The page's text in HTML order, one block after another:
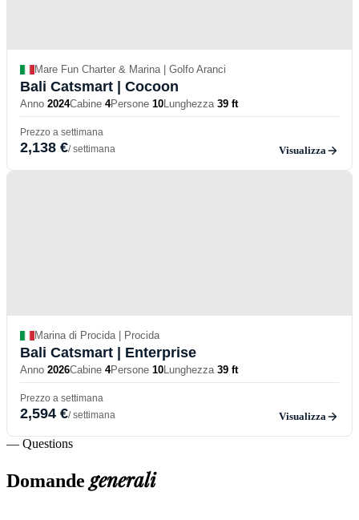
Mare Fun Charter & Marina | Golfo Aranci
Bali Catsmart | Cocoon
Anno 2024Cabine 4Persone 10Lunghezza 39 ft
Prezzo a settimana
2,138 €/ settimana Visualizza
Marina di Procida | Procida
Bali Catsmart | Enterprise
Anno 2026Cabine 4Persone 10Lunghezza 39 ft
Prezzo a settimana
2,594 €/ settimana Visualizza
— Questions
Domandegenerali